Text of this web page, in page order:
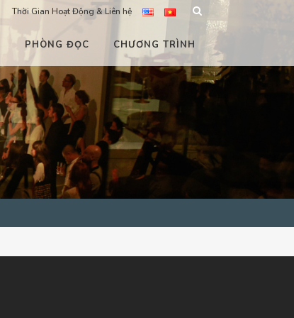
Thời Gian Hoạt Động & Liên hệ
PHÒNG ĐỌC CHƯƠNG TRÌNH